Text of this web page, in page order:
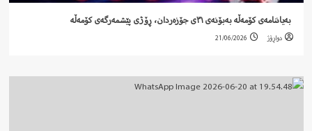
‍ بەیاننامەی کۆمەڵە بەبۆنەی ٣١ی جۆزەردان، ڕۆژی پێشمەرگەی کۆمەڵە
دواڕۆژ 21/06/2026